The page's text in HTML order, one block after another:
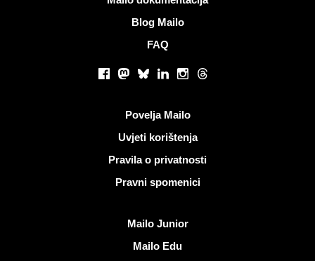
Blog Mailo
FAQ
Facebook
Mastodon
BlueskyLinkedInInstagram
Threads
Povelja Mailo
Uvjeti korištenja
Pravila o privatnosti
Pravni spomenici
Mailo Junior
Mailo Edu